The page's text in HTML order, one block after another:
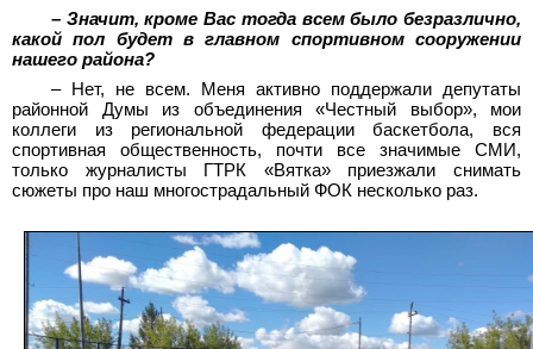
– Значит, кроме Вас тогда всем было безразлично,
какой пол будет в главном спортивном сооружении
нашего района?
– Нет, не всем. Меня активно поддержали депутаты
районной Думы из объединения «Честный выбор», мои
коллеги из региональной федерации баскетбола, вся
спортивная общественность, почти все значимые СМИ,
только журналисты ГТРК «Вятка» приезжали снимать
сюжеты про наш многострадальный ФОК несколько раз.